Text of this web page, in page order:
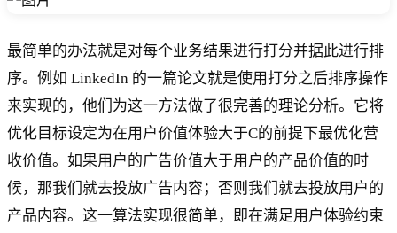
最简单的办法就是对每个业务结果进行打分并据此进行排
序。例如 LinkedIn 的一篇论文就是使用打分之后排序操作
来实现的，他们为这一方法做了很完善的理论分析。它将
优化目标设定为在用户价值体验大于C的前提下最优化营
收价值。如果用户的广告价值大于用户的产品价值的时
候，那我们就去投放广告内容；否则我们就去投放用户的
产品内容。这一算法实现很简单，即在满足用户体验约束